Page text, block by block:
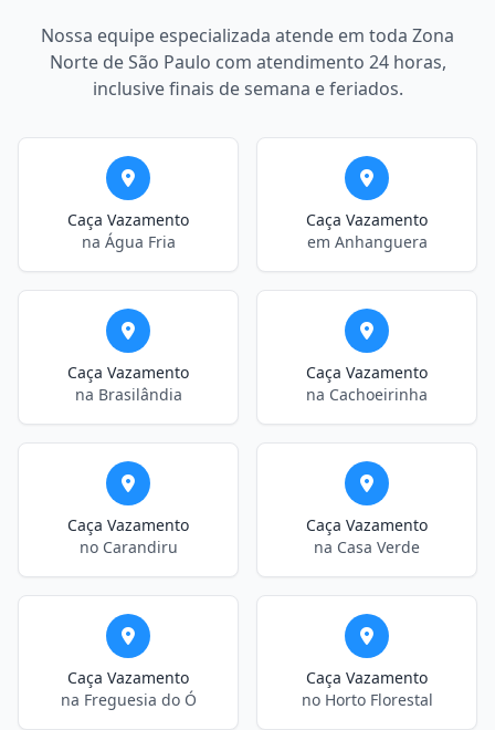
Nossa equipe especializada atende em toda Zona
Norte de São Paulo com atendimento 24 horas,
inclusive finais de semana e feriados.
Caça Vazamento
na Água Fria
Caça Vazamento
em Anhanguera
Caça Vazamento
na Brasilândia
Caça Vazamento
na Cachoeirinha
Caça Vazamento
no Carandiru
Caça Vazamento
na Casa Verde
Caça Vazamento
na Freguesia do Ó
Caça Vazamento
no Horto Florestal